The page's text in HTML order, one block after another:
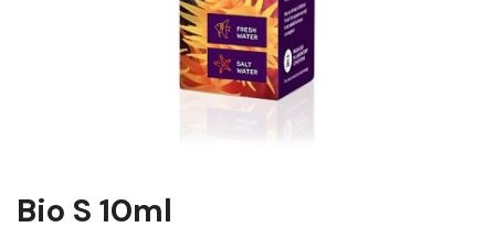
Bio S 10ml